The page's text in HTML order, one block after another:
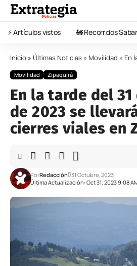
⚡️ Artículos vistos 🚂 Recorridos
Inicio » Últimas Noticias » Movilidad » En la
Movilidad Zipaquirá
En la tarde del
de 2023 se
cierres viales en
Última Actualización: Oct 31, 2023 9:08
PorRedacción 31 Octubre, 2023